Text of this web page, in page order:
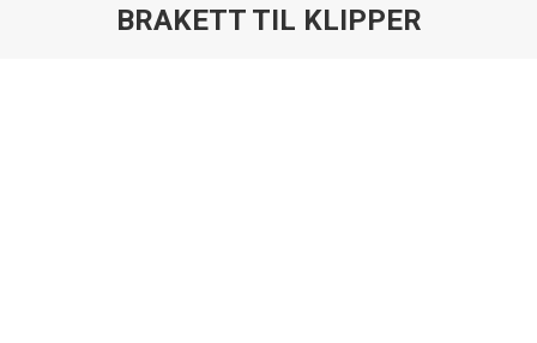
BRAKETT TIL KLIPPER